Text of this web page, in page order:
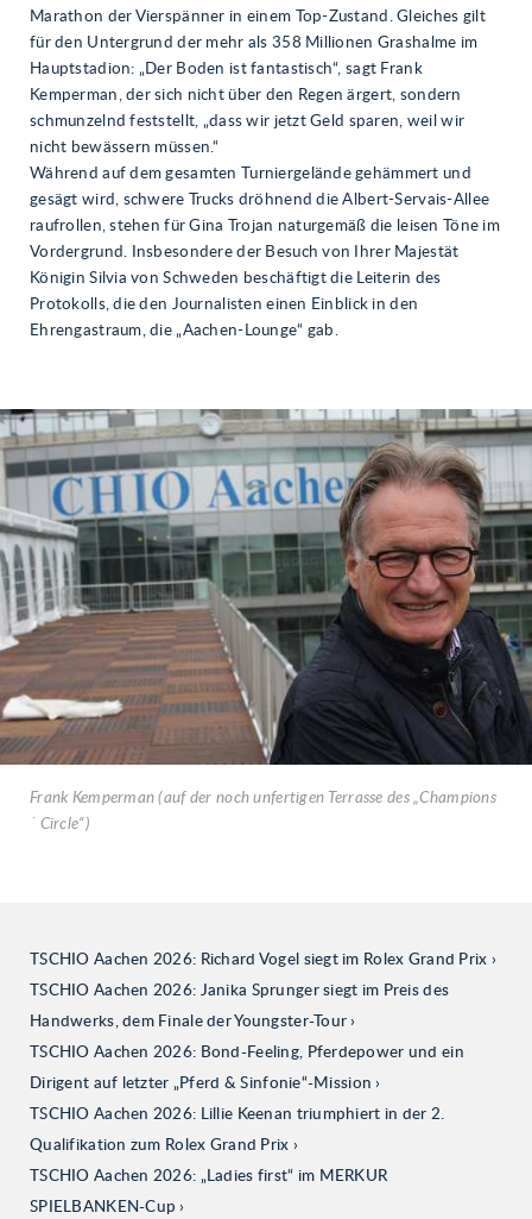
Marathon der Vierspänner in einem Top-Zustand. Gleiches gilt
für den Untergrund der mehr als 358 Millionen Grashalme im
Hauptstadion: „Der Boden ist fantastisch“, sagt Frank
Kemperman, der sich nicht über den Regen ärgert, sondern
schmunzelnd feststellt, „dass wir jetzt Geld sparen, weil wir
nicht bewässern müssen.“
Während auf dem gesamten Turniergelände gehämmert und
gesägt wird, schwere Trucks dröhnend die Albert-Servais-Allee
raufrollen, stehen für Gina Trojan naturgemäß die leisen Töne im
Vordergrund. Insbesondere der Besuch von Ihrer Majestät
Königin Silvia von Schweden beschäftigt die Leiterin des
Protokolls, die den Journalisten einen Einblick in den
Ehrengastraum, die „Aachen-Lounge“ gab.
Frank Kemperman (auf der noch unfertigen Terrasse des „Champions
´ Circle“)
TSCHIO Aachen 2026: Richard Vogel siegt im Rolex Grand Prix
TSCHIO Aachen 2026: Janika Sprunger siegt im Preis des
Handwerks, dem Finale der Youngster-Tour
TSCHIO Aachen 2026: Bond-Feeling, Pferdepower und ein
Dirigent auf letzter „Pferd & Sinfonie“-Mission
TSCHIO Aachen 2026: Lillie Keenan triumphiert in der 2.
Qualifikation zum Rolex Grand Prix
TSCHIO Aachen 2026: „Ladies first“ im MERKUR
SPIELBANKEN-Cup